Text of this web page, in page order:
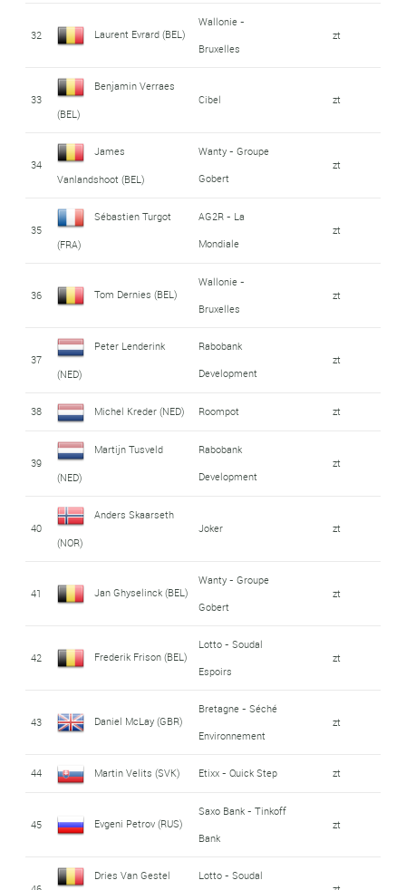
32 Laurent Evrard (BEL)
Wallonie -
Bruxelles
zt
33
Benjamin Verraes
(BEL)
Cibel zt
34
James
Vanlandshoot (BEL)
Wanty - Groupe
Gobert
zt
35
Sébastien Turgot
(FRA)
AG2R - La
Mondiale
zt
36 Tom Dernies (BEL)
Wallonie -
Bruxelles
zt
37
Peter Lenderink
(NED)
Rabobank
Development
zt
38 Michel Kreder (NED) Roompot zt
39
Martijn Tusveld
(NED)
Rabobank
Development
zt
40
Anders Skaarseth
(NOR)
Joker zt
41 Jan Ghyselinck (BEL)
Wanty - Groupe
Gobert
zt
42 Frederik Frison (BEL)
Lotto - Soudal
Espoirs
zt
43 Daniel McLay (GBR)
Bretagne - Séché
Environnement
zt
44 Martin Velits (SVK) Etixx - Quick Step zt
45 Evgeni Petrov (RUS)
Saxo Bank - Tinkoff
Bank
zt
Dries Van Gestel
Lotto - Soudal